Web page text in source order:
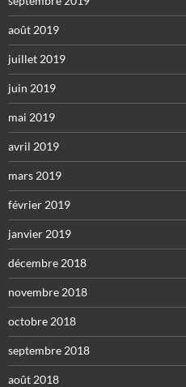
août 2019
juillet 2019
juin 2019
mai 2019
avril 2019
mars 2019
février 2019
janvier 2019
décembre 2018
novembre 2018
octobre 2018
septembre 2018
août 2018